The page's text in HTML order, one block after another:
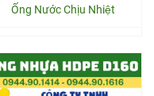
Ống Nước Chịu Nhiệt